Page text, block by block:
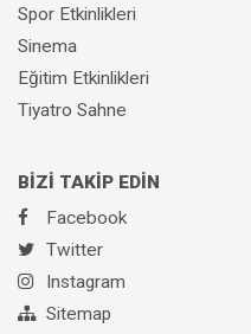
Başak Kebap Gaziantep
Temiz Döner Gazikent
Spor Etkinlikleri
Sinema
Eğitim Etkinlikleri
Tiyatro Sahne
BİZİ TAKİP EDİN
Facebook
Twitter
Instagram
Sitemap